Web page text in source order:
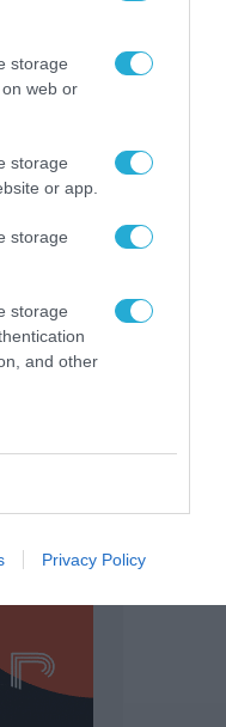
storage
web or
storage
or app.
storage
storage
and other
Privacy Policy